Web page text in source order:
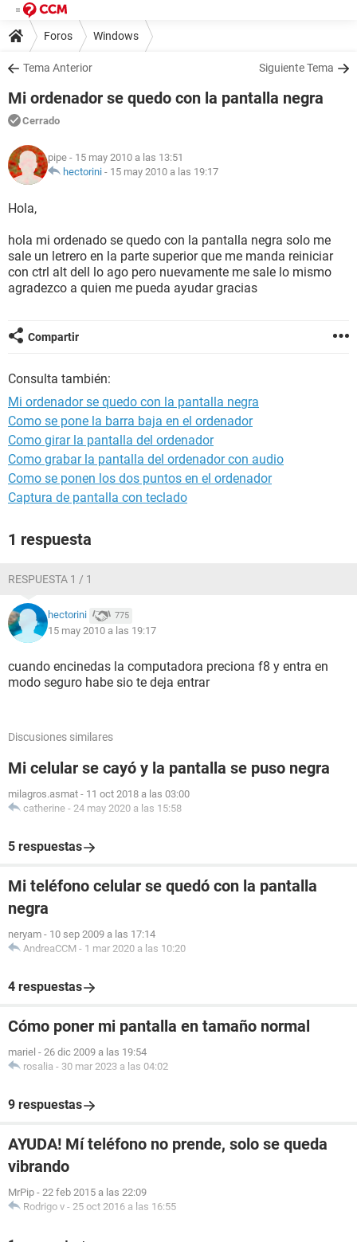
Foros Windows
Tema Anterior Siguiente Tema
Mi ordenador se quedo con la pantalla negra
Cerrado
pipe - 15 may 2010 a las 13:51
hectorini - 15 may 2010 a las 19:17
Hola,
hola mi ordenado se quedo con la pantalla negra solo me
sale un letrero en la parte superior que me manda reiniciar
con ctrl alt dell lo ago pero nuevamente me sale lo mismo
agradezco a quien me pueda ayudar gracias
Compartir
Consulta también:
Mi ordenador se quedo con la pantalla negra
Como se pone la barra baja en el ordenador
Como girar la pantalla del ordenador
Como grabar la pantalla del ordenador con audio
Como se ponen los dos puntos en el ordenador
Captura de pantalla con teclado
1 respuesta
RESPUESTA 1 / 1
hectorini 775
15 may 2010 a las 19:17
cuando encinedas la computadora preciona f8 y entra en
modo seguro habe sio te deja entrar
Discusiones similares
Mi celular se cayó y la pantalla se puso negra
milagros.asmat - 11 oct 2018 a las 03:00
catherine - 24 may 2020 a las 15:58
5 respuestas
Mi teléfono celular se quedó con la pantalla
negra
neryam - 10 sep 2009 a las 17:14
AndreaCCM - 1 mar 2020 a las 10:20
4 respuestas
Cómo poner mi pantalla en tamaño normal
mariel - 26 dic 2009 a las 19:54
rosalia - 30 mar 2023 a las 04:02
9 respuestas
AYUDA! Mí teléfono no prende, solo se queda
vibrando
MrPip - 22 feb 2015 a las 22:09
Rodrigo v - 25 oct 2016 a las 16:55